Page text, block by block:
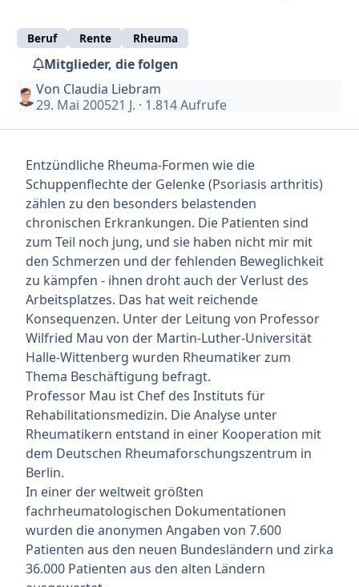
Beruf Rente Rheuma
Mitglieder, die folgen
Von Claudia Liebram
29. Mai 200521 J. · 1.814 Aufrufe
Entzündliche Rheuma-Formen wie die
Schuppenflechte der Gelenke (Psoriasis arthritis)
zählen zu den besonders belastenden
chronischen Erkrankungen. Die Patienten sind
zum Teil noch jung, und sie haben nicht mir mit
den Schmerzen und der fehlenden Beweglichkeit
zu kämpfen - ihnen droht auch der Verlust des
Arbeitsplatzes. Das hat weit reichende
Konsequenzen. Unter der Leitung von Professor
Wilfried Mau von der Martin-Luther-Universität
Halle-Wittenberg wurden Rheumatiker zum
Thema Beschäftigung befragt.
Professor Mau ist Chef des Instituts für
Rehabilitationsmedizin. Die Analyse unter
Rheumatikern entstand in einer Kooperation mit
dem Deutschen Rheumaforschungszentrum in
Berlin.
In einer der weltweit größten
fachrheumatologischen Dokumentationen
wurden die anonymen Angaben von 7.600
Patienten aus den neuen Bundesländern und zirka
36.000 Patienten aus den alten Ländern